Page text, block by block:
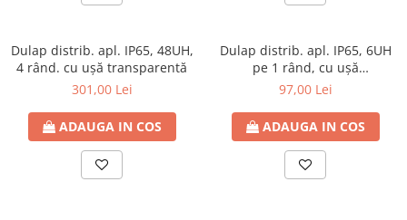
Dulap distrib. apl. IP65, 48UH,
4 rând. cu uşă transparentă
301,00 Lei
ADAUGA IN COS
Dulap distrib. apl. IP65, 6UH
pe 1 rând, cu uşă
transparentă
97,00 Lei
ADAUGA IN COS